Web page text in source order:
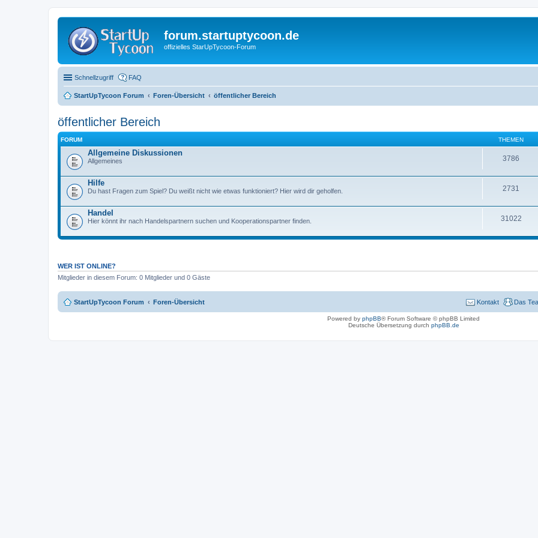
forum.startuptycoon.de
offizielles StarUpTycoon-Forum
Schnellzugriff FAQ
StartUpTycoon Forum Foren-Übersicht öffentlicher Bereich
öffentlicher Bereich
FORUM THEMEN
Allgemeine Diskussionen
Allgemeines 3786
Hilfe
Du hast Fragen zum Spiel? Du weißt nicht wie etwas funktioniert? Hier wird dir geholfen. 2731
Handel
Hier könnt ihr nach Handelspartnern suchen und Kooperationspartner finden. 31022
WER IST ONLINE?
Mitglieder in diesem Forum: 0 Mitglieder und 0 Gäste
StartUpTycoon Forum Foren-Übersicht Das
Kontakt
Powered by phpBB® Forum Software © phpBB Limited
Deutsche Übersetzung durch phpBB.de